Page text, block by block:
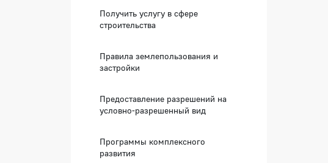
Получить услугу в сфере
строительства
Правила землепользования и
застройки
Предоставление разрешений на
условно-разрешенный вид
Программы комплексного
развития